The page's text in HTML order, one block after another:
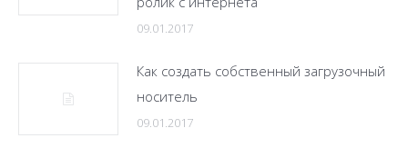
09.01.2017
Как создать собственный загрузочный
носитель
09.01.2017